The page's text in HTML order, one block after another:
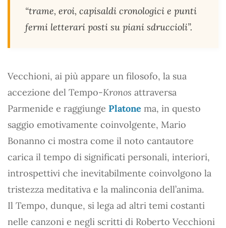
“trame, eroi, capisaldi cronologici e punti
fermi letterari posti su piani sdruccioli”.
Vecchioni, ai più appare un filosofo, la sua
accezione del Tempo-Kronos attraversa
Parmenide e raggiunge Platone ma, in questo
saggio emotivamente coinvolgente, Mario
Bonanno ci mostra come il noto cantautore
carica il tempo di significati personali, interiori,
introspettivi che inevitabilmente coinvolgono la
tristezza meditativa e la malinconia dell’anima.
Il Tempo, dunque, si lega ad altri temi costanti
nelle canzoni e negli scritti di Roberto Vecchioni